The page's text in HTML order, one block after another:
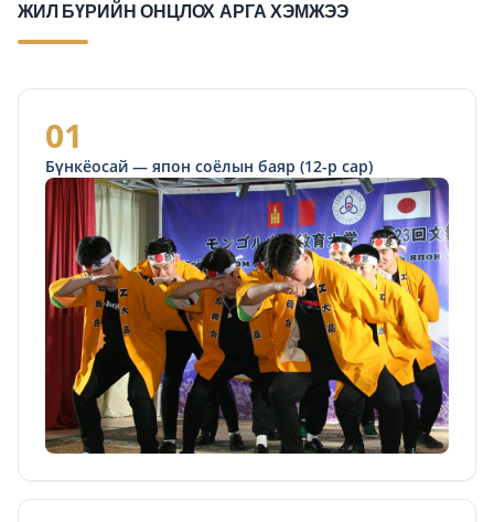
ЖИЛ БҮРИЙН ОНЦЛОХ АРГА ХЭМЖЭЭ
01
Бүнкёосай — япон соёлын баяр (12-р сар)